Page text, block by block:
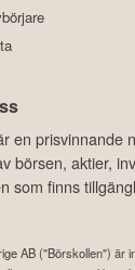
en prisvinnande
börsen, aktier,
som finns
AB ("Börskollen") är